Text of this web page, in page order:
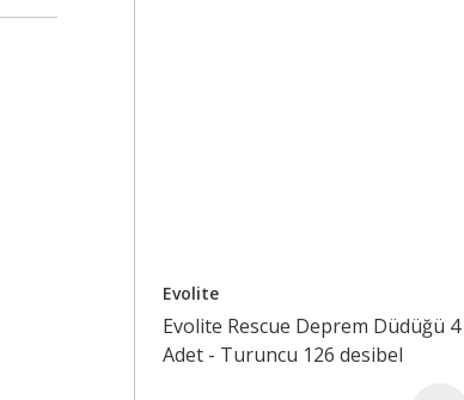
Evolite
Evolite Rescue Deprem Düdüğü 4
Adet - Turuncu 126 desibel